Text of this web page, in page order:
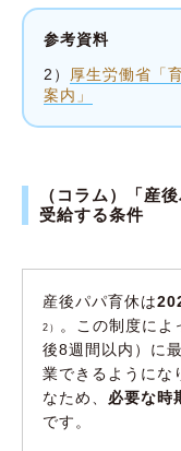
参考資料
2） 厚生労働省「
案内」
（コラム）「産
受給する条件
産後パパ育休は
2）
。この制度によ
後8週間以内）に
業できるようにな
なため、 必要な時
です。